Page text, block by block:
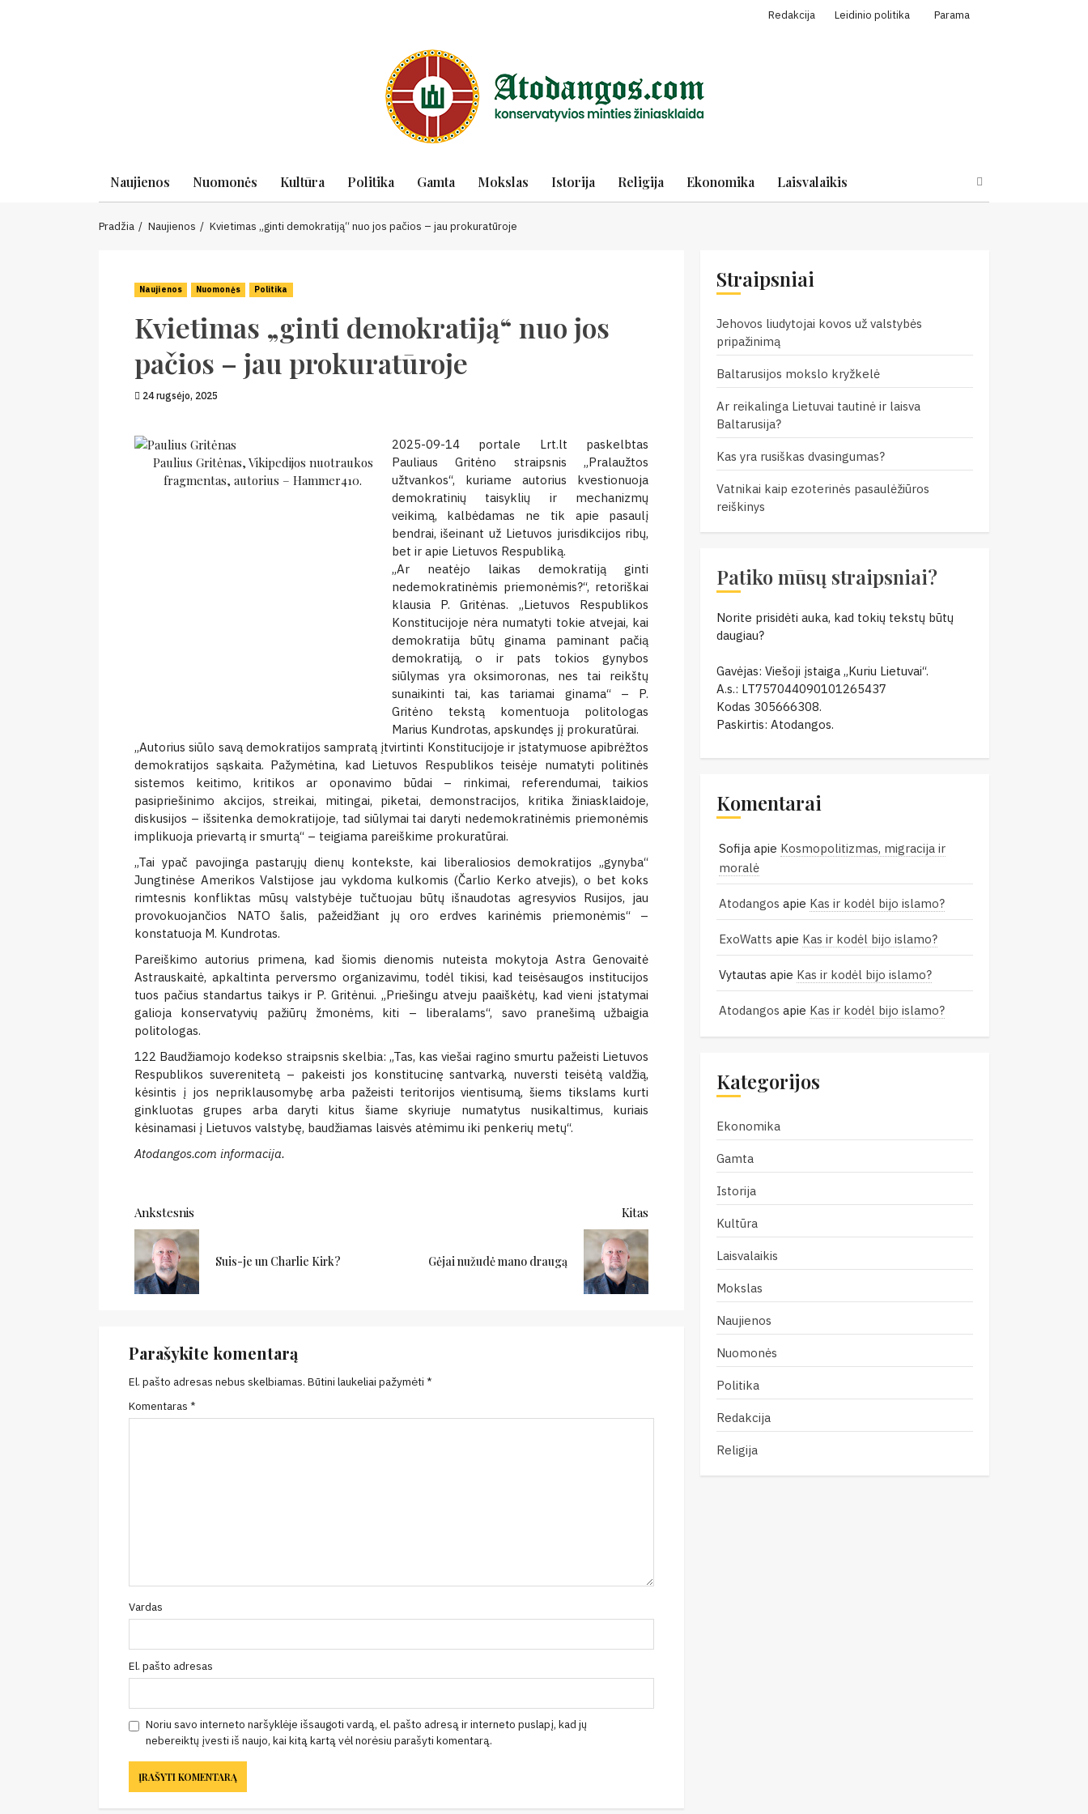
Redakcija Leidinio politika Parama
Naujienos Nuomonės Kultūra Politika Gamta Mokslas Istorija Religija Ekonomika Laisvalaikis
Pradžia Naujienos Kvietimas „ginti demokratiją“ nuo jos pačios – jau prokuratūroje
Naujienos Nuomonės Politika
Kvietimas „ginti demokratiją“ nuo jos
pačios – jau prokuratūroje
24 rugsėjo, 2025
Paulius Gritėnas, Vikipedijos nuotraukos
fragmentas, autorius – Hammer410.
2025-09-14 portale Lrt.lt paskelbtas
Pauliaus Gritėno straipsnis „Pralaužtos
užtvankos“, kuriame autorius kvestionuoja
demokratinių taisyklių ir mechanizmų
veikimą, kalbėdamas ne tik apie pasaulį
bendrai, išeinant už Lietuvos jurisdikcijos ribų,
bet ir apie Lietuvos Respubliką.
„Ar neatėjo laikas demokratiją ginti
nedemokratinėmis priemonėmis?“, retoriškai
klausia P. Gritėnas. „Lietuvos Respublikos
Konstitucijoje nėra numatyti tokie atvejai, kai
demokratija būtų ginama paminant pačią
demokratiją, o ir pats tokios gynybos
siūlymas yra oksimoronas, nes tai reikštų
sunaikinti tai, kas tariamai ginama“ – P.
Gritėno tekstą komentuoja politologas
Marius Kundrotas, apskundęs jį prokuratūrai.
„Autorius siūlo savą demokratijos sampratą įtvirtinti Konstitucijoje ir įstatymuose apibrėžtos
demokratijos sąskaita. Pažymėtina, kad Lietuvos Respublikos teisėje numatyti politinės
sistemos keitimo, kritikos ar oponavimo būdai – rinkimai, referendumai, taikios
pasipriešinimo akcijos, streikai, mitingai, piketai, demonstracijos, kritika žiniasklaidoje,
diskusijos – išsitenka demokratijoje, tad siūlymai tai daryti nedemokratinėmis priemonėmis
implikuoja prievartą ir smurtą“ – teigiama pareiškime prokuratūrai.
„Tai ypač pavojinga pastarųjų dienų kontekste, kai liberaliosios demokratijos „gynyba“
Jungtinėse Amerikos Valstijose jau vykdoma kulkomis (Čarlio Kerko atvejis), o bet koks
rimtesnis konfliktas mūsų valstybėje tučtuojau būtų išnaudotas agresyvios Rusijos, jau
provokuojančios NATO šalis, pažeidžiant jų oro erdves karinėmis priemonėmis“ –
konstatuoja M. Kundrotas.
Pareiškimo autorius primena, kad šiomis dienomis nuteista mokytoja Astra Genovaitė
Astrauskaitė, apkaltinta perversmo organizavimu, todėl tikisi, kad teisėsaugos institucijos
tuos pačius standartus taikys ir P. Gritėnui. „Priešingu atveju paaiškėtų, kad vieni įstatymai
galioja konservatyvių pažiūrų žmonėms, kiti – liberalams“, savo pranešimą užbaigia
politologas.
122 Baudžiamojo kodekso straipsnis skelbia: „Tas, kas viešai ragino smurtu pažeisti Lietuvos
Respublikos suverenitetą – pakeisti jos konstitucinę santvarką, nuversti teisėtą valdžią,
kėsintis į jos nepriklausomybę arba pažeisti teritorijos vientisumą, šiems tikslams kurti
ginkluotas grupes arba daryti kitus šiame skyriuje numatytus nusikaltimus, kuriais
kėsinamasi į Lietuvos valstybę, baudžiamas laisvės atėmimu iki penkerių metų“.
Atodangos.com informacija.
Continue
Reading
Ankstesnis
Ankstesnis:
Suis-je un Charlie Kirk?
Kitas
Gėjai nužudė mano draugą
Parašykite komentarą
El. pašto adresas nebus skelbiamas. Būtini laukeliai pažymėti *
Komentaras *
Vardas
El. pašto adresas
Noriu savo interneto naršyklėje išsaugoti vardą, el. pašto adresą ir interneto puslapį, kad jų
nebereiktų įvesti iš naujo, kai kitą kartą vėl norėsiu parašyti komentarą.
Straipsniai
Jehovos liudytojai kovos už valstybės
pripažinimą
Baltarusijos mokslo kryžkelė
Ar reikalinga Lietuvai tautinė ir laisva
Baltarusija?
Kas yra rusiškas dvasingumas?
Vatnikai kaip ezoterinės pasaulėžiūros
reiškinys
Patiko mūsų straipsniai?
Norite prisidėti auka, kad tokių tekstų būtų
daugiau?
Gavėjas: Viešoji įstaiga „Kuriu Lietuvai“.
A.s.: LT757044090101265437
Kodas 305666308.
Paskirtis: Atodangos.
Komentarai
Sofija apie Kosmopolitizmas, migracija ir
moralė
Atodangos apie Kas ir kodėl bijo islamo?
ExoWatts apie Kas ir kodėl bijo islamo?
Vytautas apie Kas ir kodėl bijo islamo?
Atodangos apie Kas ir kodėl bijo islamo?
Kategorijos
Ekonomika
Gamta
Istorija
Kultūra
Laisvalaikis
Mokslas
Naujienos
Nuomonės
Politika
Redakcija
Religija